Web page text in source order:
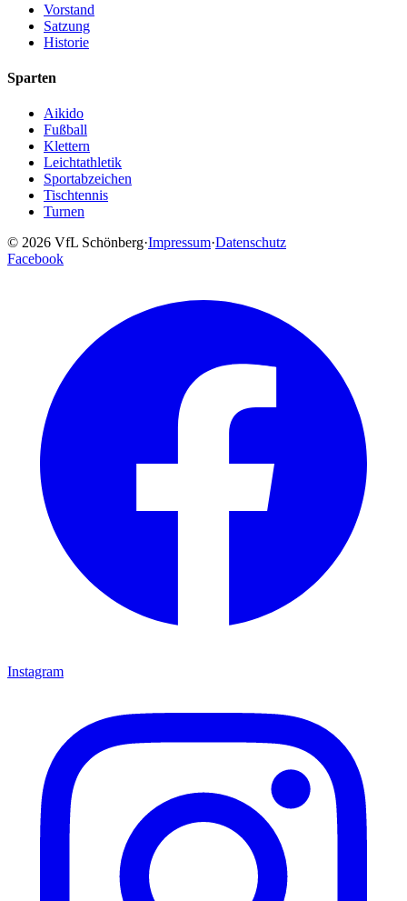
Vorstand
Satzung
Historie
Sparten
Aikido
Fußball
Klettern
Leichtathletik
Sportabzeichen
Tischtennis
Turnen
© 2026 VfL Schönberg·Impressum·Datenschutz
Facebook
Instagram